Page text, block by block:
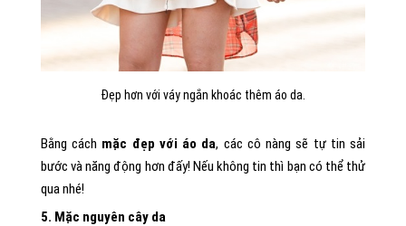
Đẹp hơn với váy ngắn khoác thêm áo da.
Bằng cách mặc đẹp với áo da, các cô nàng sẽ tự tin sải
bước và năng động hơn đấy! Nếu không tin thì bạn có thể thử
qua nhé!
5. Mặc nguyên cây da